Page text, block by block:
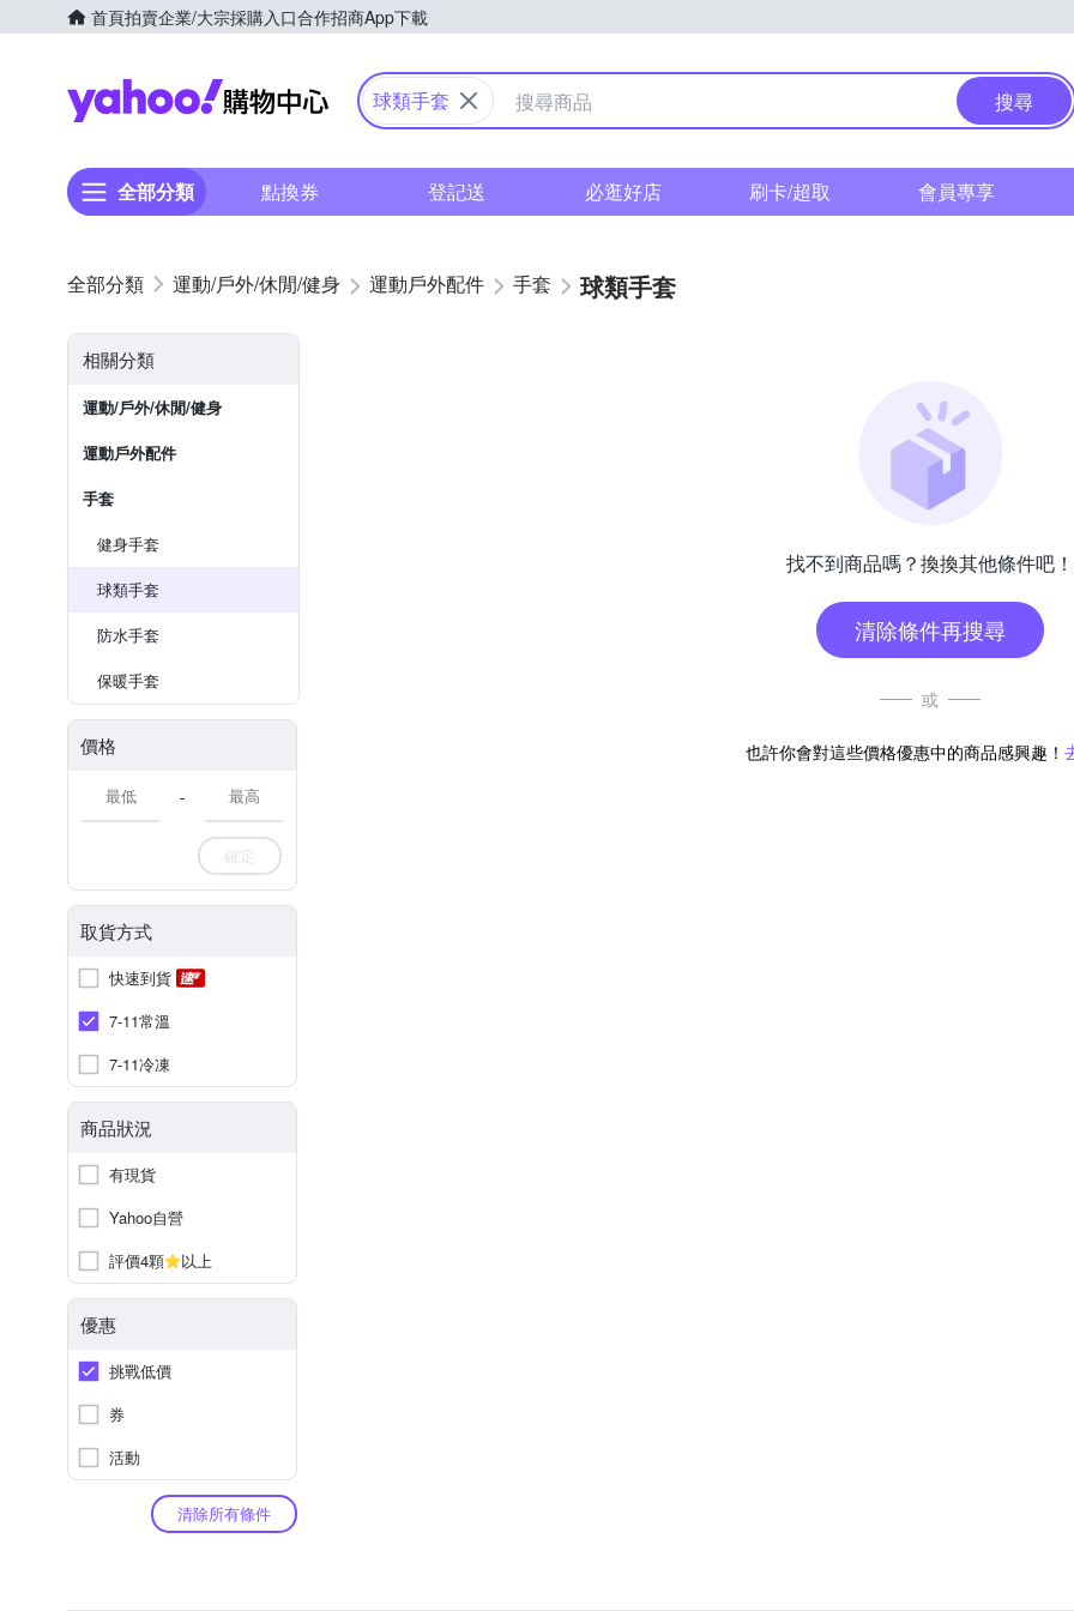
首頁拍賣企業/大宗採購入口合作招商App下載
Yahoo購物中心
球類手套 搜尋
全部分類 點換券 登記送 必逛好店 刷卡/超取 會員專享
運動/戶外/休閒/健身 運動戶外配件 手套 球類手套
相關分類
運動/戶外/休閒/健身
運動戶外配件
手套
健身手套
球類手套
防水手套
保暖手套
價格
-
確定
取貨方式
快速到貨
7-11常溫
7-11冷凍
商品狀況
有現貨
Yahoo自營
評價4顆
以上
優惠
挑戰低價
券
活動
清除所有條件
找不到商品嗎？換換其他條件吧！
清除條件再搜尋
或
也許你會對這些價格優惠中的商品感興趣！